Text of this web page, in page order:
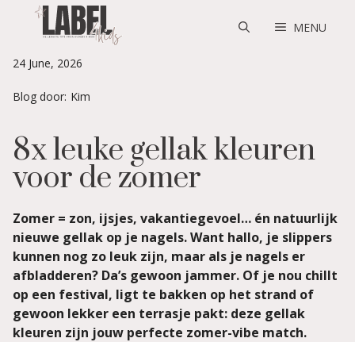
MENU
24 June, 2026
Blog door: Kim
8x leuke gellak kleuren
voor de zomer
Zomer = zon, ijsjes, vakantiegevoel… én natuurlijk
nieuwe gellak op je nagels. Want hallo, je slippers
kunnen nog zo leuk zijn, maar als je nagels er
afbladderen? Da’s gewoon jammer. Of je nou chillt
op een festival, ligt te bakken op het strand of
gewoon lekker een terrasje pakt: deze gellak
kleuren zijn jouw perfecte zomer-vibe match.